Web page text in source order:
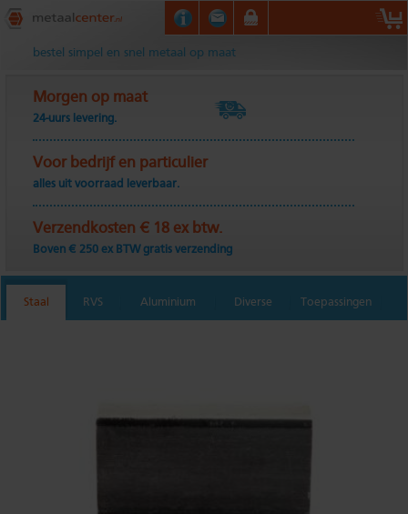
Metaalcenter.nl
bestel simpel en snel metaal op maat
Morgen op maat
24-uurs levering.
Voor bedrijf en particulier
alles uit voorraad leverbaar.
Verzendkosten € 18 ex btw.
Boven € 250 ex BTW gratis verzending
Staal RVS Aluminium Diverse Toepassingen